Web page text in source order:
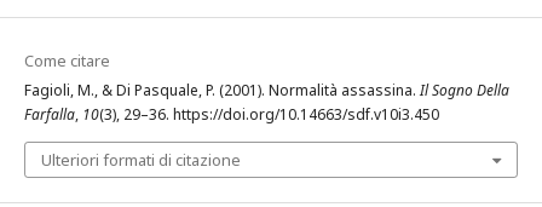
Come citare
Fagioli, M., & Di Pasquale, P. (2001). Normalità assassina.Il Sogno Della
Farfalla, 10(3), 29–36. https://doi.org/10.14663/sdf.v10i3.450
Ulteriori formati di citazione